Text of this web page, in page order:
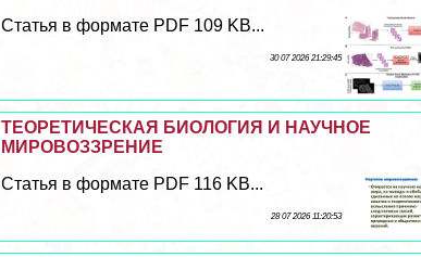
Статья в формате PDF 109 KB...
30 07 2026 21:29:45
ТЕОРЕТИЧЕСКАЯ БИОЛОГИЯ И НАУЧНОЕ
МИРОВОЗЗРЕНИЕ
Статья в формате PDF 116 KB...
28 07 2026 11:20:53